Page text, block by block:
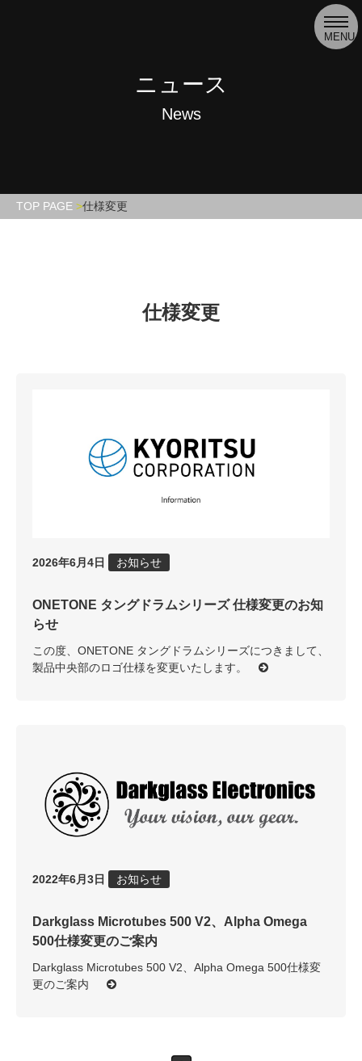
MENU
ニュース
News
TOP PAGE 仕様変更
仕様変更
2026年6月4日 お知らせ
ONETONE タングドラムシリーズ 仕様変更のお知
らせ
この度、ONETONE タングドラムシリーズにつきまして、
製品中央部のロゴ仕様を変更いたします。
2022年6月3日 お知らせ
Darkglass Microtubes 500 V2、Alpha Omega
500仕様変更のご案内
Darkglass Microtubes 500 V2、Alpha Omega 500仕様変
更のご案内